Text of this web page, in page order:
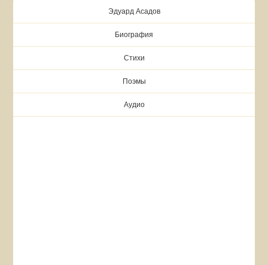
Эдуард Асадов
Биография
Стихи
Поэмы
Аудио